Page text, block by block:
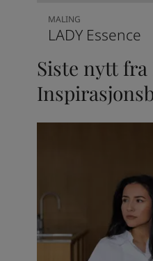
MALING
LADY Essence
Siste nytt fra